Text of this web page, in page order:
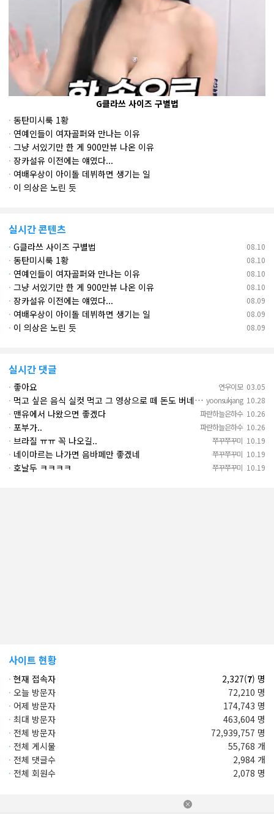
×
G클라쓰 사이즈 구별법
· 동탄미시룩 1황
· 연예인들이 여자골퍼와 만나는 이유
· 그냥 서있기만 한 게 900만뷰 나온 이유
· 장카설유 이전에는 얘였다...
· 여배우상이 아이돌 데뷔하면 생기는 일
· 이 의상은 노린 듯
실시간 콘텐츠
08.10
· G클라쓰 사이즈 구별법
08.10
· 동탄미시룩 1황
08.10
· 연예인들이 여자골퍼와 만나는 이유
08.10
· 그냥 서있기만 한 게 900만뷰 나온 이유
08.09
· 장카설유 이전에는 얘였다...
08.09
· 여배우상이 아이돌 데뷔하면 생기는 일
08.09
· 이 의상은 노린 듯
실시간 댓글
연우이모 03.05
· 좋아요
yoonsukjang 10.28
· 먹고 싶은 음식 실컷 먹고 그 영상으로 떼 돈도 버네 ㄷㄷ. 하고 싶은 것만 하고 부자되네.
파란하늘은하수 10.26
· 맨유에서 나왔으면 좋겠다
파란하늘은하수 10.26
· 포부가..
쭈꾸쭈꾸미 10.19
· 브라질 ㅠㅠ 꼭 나오길..
쭈꾸쭈꾸미 10.19
· 네이마르는 나가면 음바페만 좋겠네
쭈꾸쭈꾸미 10.19
· 호날두 ㅋㅋㅋㅋ
사이트 현황
· 현재 접속자 2,327(7) 명
· 오늘 방문자
72,210 명
· 어제 방문자
174,743 명
· 최대 방문자
463,604 명
· 전체 방문자
72,939,757 명
· 전체 게시물
55,768 개
· 전체 댓글수
2,984 개
· 전체 회원수 2,078 명